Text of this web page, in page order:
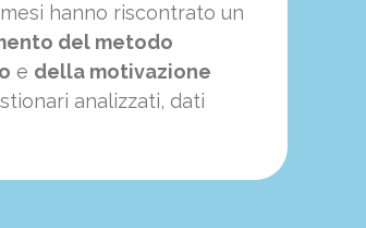
hanno riscontrato un
del metodo
e della motivazione
analizzati, dati